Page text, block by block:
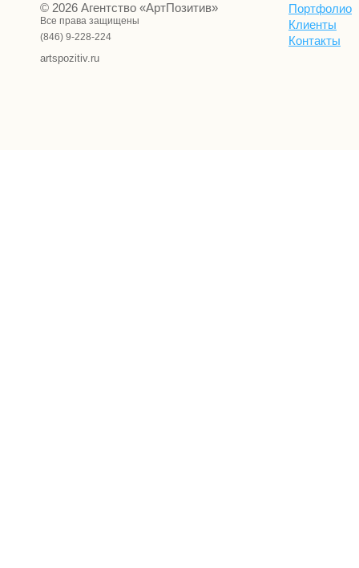
© 2026 Агентство «АртПозитив»
Все права защищены
(846) 9-228-224
artspozitiv.ru
Портфолио
Клиенты
Контакты